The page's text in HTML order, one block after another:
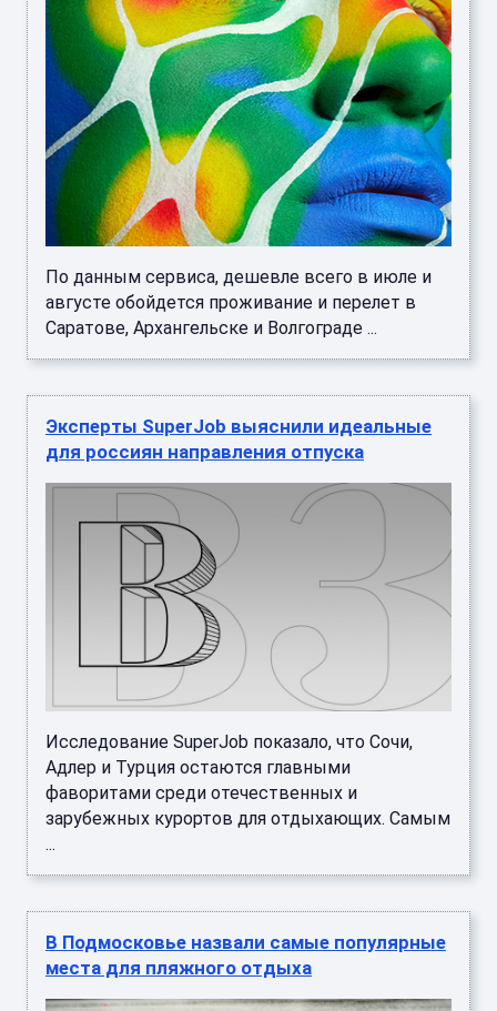
По данным сервиса, дешевле всего в июле и
августе обойдется проживание и перелет в
Саратове, Архангельске и Волгограде ...
Эксперты SuperJob выяснили идеальные
для россиян направления отпуска
Исследование SuperJob показало, что Сочи,
Адлер и Турция остаются главными
фаворитами среди отечественных и
зарубежных курортов для отдыхающих. Самым
...
В Подмосковье назвали самые популярные
места для пляжного отдыха